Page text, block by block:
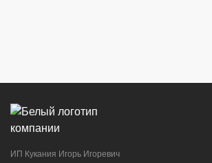
ИП Кукания Игорь Игоревич